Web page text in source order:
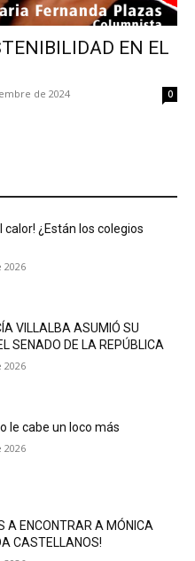
EN EL
de 2024 0
calor! ¿Están los colegios
2026
VILLALBA ASUMIÓ SU
SENADO DE LA REPÚBLICA
2026
le cabe un loco más
2026
A ENCONTRAR A MÓNICA
CASTELLANOS!